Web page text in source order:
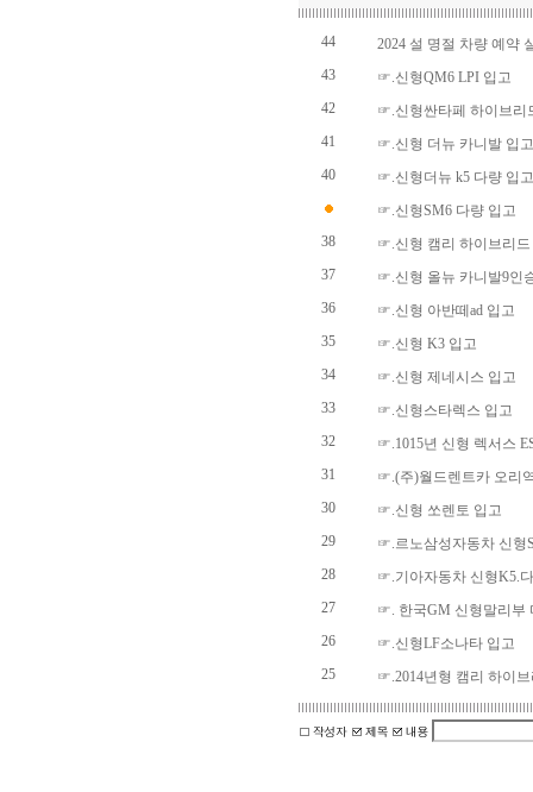
44
2024 설 명절 차량 예약
43
☞.신형QM6 LPI 입고
42
☞.신형싼타페 하이브리
41
☞.신형 더뉴 카니발 입고
40
☞.신형더뉴 k5 다량 입고
☞.신형SM6 다량 입고
38
☞.신형 캠리 하이브리드
37
☞.신형 올뉴 카니발9인
36
☞.신형 아반떼ad 입고
35
☞.신형 K3 입고
34
☞.신형 제네시스 입고
33
☞.신형스타렉스 입고
32
☞.1015년 신형 렉서스
31
☞.(주)월드렌트카 오리
30
☞.신형 쏘렌토 입고
29
☞.르노삼성자동차 신형
28
☞.기아자동차 신형K5.
27
☞. 한국GM 신형말리부
26
☞.신형LF소나타 입고
25
☞.2014년형 캠리 하이